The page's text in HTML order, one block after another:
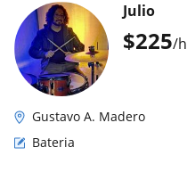
$225/h
Julio
Gustavo A. Madero
Bateria